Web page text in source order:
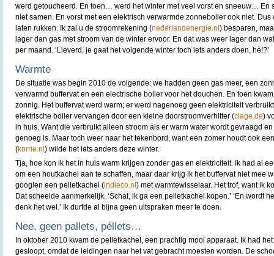
werd getoucheerd. En toen… werd het winter met veel vorst en sneeuw… En
niet samen. En vorst met een elektrisch verwarmde zonneboiler ook niet.
laten rukken. Ik zal u de stroomrekening (nederlandenergie.nl ) besparen,
lager dan gas met stroom van de winter ervoor. En dat was weer lager dan
per maand. ‘Lieverd, je gaat het volgende winter toch iets anders doen, hè!?’
Warmte
De situatie was begin 2010 de volgende: we hadden geen gas meer, een
verwarmd buffervat en een electrische boiler voor het douchen. En toen
zonnig. Het buffervat werd warm; er werd nagenoeg geen elektriciteit
elektrische boiler vervangen door een kleine doorstroomverhitter (clage.de)
in huis. Want die verbruikt alleen stroom als er warm water wordt gevraagd
genoeg is. Maar toch weer naar het tekenbord, want een zomer houdt ook
(korrie.nl ) wilde het iets anders deze winter.
Tja, hoe kon ik het in huis warm krijgen zonder gas en elektriciteit. Ik had al
om een houtkachel aan te schaffen, maar daar krijg ik het buffervat niet mee
googlen een pelletkachel (indieco.nl ) met warmtewisselaar. Het trof, want ik
Dat scheelde aanmerkelijk. ‘Schat, ik ga een pelletkachel kopen.’ ‘En wordt
denk het wel.’ Ik durfde al bijna geen uitspraken meer te doen.
Nee, geen pallets, péllets…
In oktober 2010 kwam de pelletkachel, een prachtig mooi apparaat. Ik had
gesloopt, omdat de leidingen naar het vat gebracht moesten worden. De